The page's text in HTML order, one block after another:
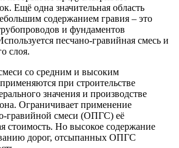
Ещё одна значительная область
содержанием гравия – это
и фундаментов
песчано-гравийная смесь и
слоя.
со средним и высоким
при строительстве
значения и производстве
Ограничивает применение
гравийной смеси (ОПГС) её
стоимость. Но высокое содержание
дорог, отсыпанных ОПГС